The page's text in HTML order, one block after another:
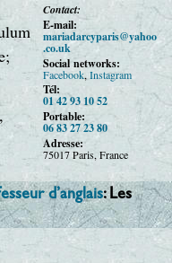
Contact:
E-mail:
mariadarcyparis@yahoo
.co.uk
Social networks:
Facebook, Instagram
Tél:
01 42 93 10 52
Portable:
06 83 27 23 80
Adresse:
75017 Paris, France
d’anglais: Les